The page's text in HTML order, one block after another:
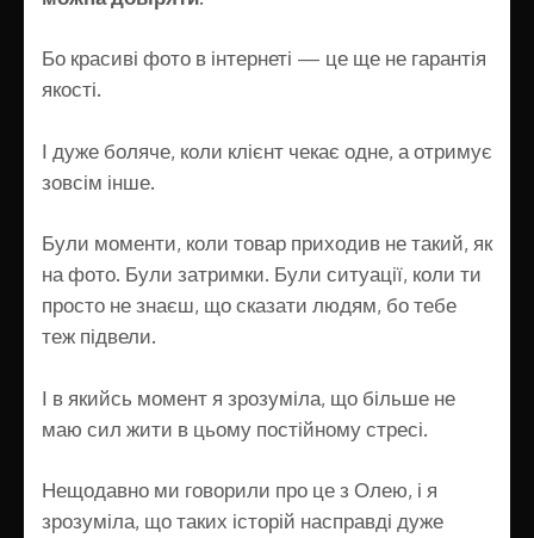
Бо красиві фото в інтернеті — це ще не гарантія
якості.
І дуже боляче, коли клієнт чекає одне, а отримує
зовсім інше.
Були моменти, коли товар приходив не такий, як
на фото. Були затримки. Були ситуації, коли ти
просто не знаєш, що сказати людям, бо тебе
теж підвели.
І в якийсь момент я зрозуміла, що більше не
маю сил жити в цьому постійному стресі.
Нещодавно ми говорили про це з Олею, і я
зрозуміла, що таких історій насправді дуже